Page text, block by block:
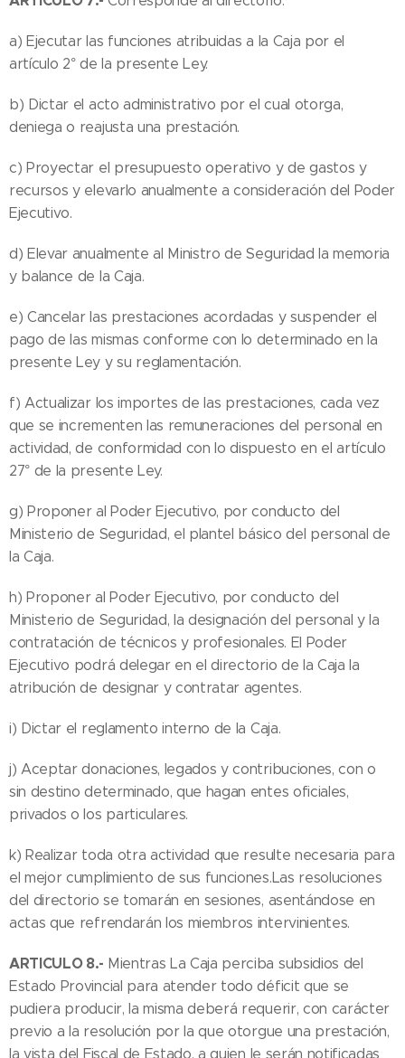
a) Ejecutar las funciones atribuidas a la Caja por el
artículo 2° de la presente Ley.
b) Dictar el acto administrativo por el cual otorga,
deniega o reajusta una prestación.
c) Proyectar el presupuesto operativo y de gastos y
recursos y elevarlo anualmente a consideración del Poder
Ejecutivo.
d) Elevar anualmente al Ministro de Seguridad la memoria
y balance de la Caja.
e) Cancelar las prestaciones acordadas y suspender el
pago de las mismas conforme con lo determinado en la
presente Ley y su reglamentación.
f) Actualizar los importes de las prestaciones, cada vez
que se incrementen las remuneraciones del personal en
actividad, de conformidad con lo dispuesto en el artículo
27° de la presente Ley.
g) Proponer al Poder Ejecutivo, por conducto del
Ministerio de Seguridad, el plantel básico del personal de
la Caja.
h) Proponer al Poder Ejecutivo, por conducto del
Ministerio de Seguridad, la designación del personal y la
contratación de técnicos y profesionales. El Poder
Ejecutivo podrá delegar en el directorio de la Caja la
atribución de designar y contratar agentes.
i) Dictar el reglamento interno de la Caja.
j) Aceptar donaciones, legados y contribuciones, con o
sin destino determinado, que hagan entes oficiales,
privados o los particulares.
k) Realizar toda otra actividad que resulte necesaria para
el mejor cumplimiento de sus funciones.Las resoluciones
del directorio se tomarán en sesiones, asentándose en
actas que refrendarán los miembros intervinientes.
ARTICULO 8.- Mientras La Caja perciba subsidios del
Estado Provincial para atender todo déficit que se
pudiera producir, la misma deberá requerir, con carácter
previo a la resolución por la que otorgue una prestación,
la vista del Fiscal de Estado, a quien le serán notificadas